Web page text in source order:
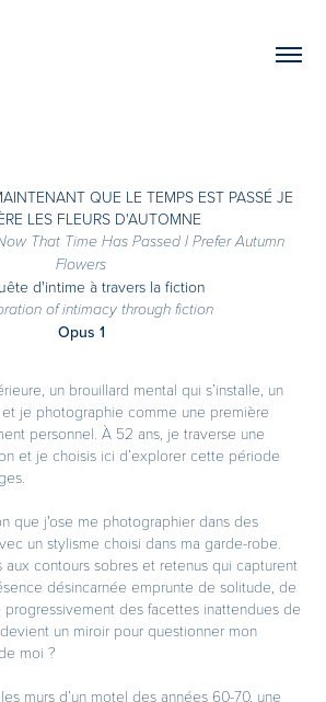
QUE LE TEMPS EST PASSÉ JE
LES FLEURS D'AUTOMNE
That Time Has Passed I Prefer Autumn
Flowers
d'intime à travers la fiction
of intimacy through fiction
Opus 1
un brouillard mental qui s’installe, un
je photographie comme une première
personnel. À 52 ans, je traverse une
et je choisis ici d’explorer cette période
que j'ose me photographier dans des
un stylisme choisi dans ma garde-robe.
aux contours sobres et retenus qui capturent
désincarnée emprunte de solitude, de
des facettes inattendues de
un miroir pour questionner mon
moi ?
murs d’un motel des années 60-70, une